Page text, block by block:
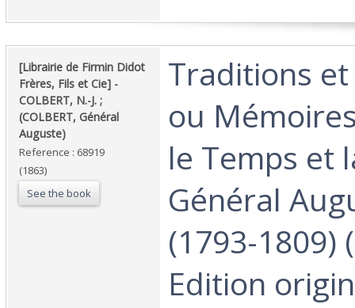
‎[Librairie de Firmin Didot
Frères, Fils et Cie] - ‎
‎COLBERT, N.-J. ;
(COLBERT, Général
Auguste)‎
Reference : 68919
(1863)
See the book
‎Traditions
ou
le Temps et
Général
(1793-1809)
Edition